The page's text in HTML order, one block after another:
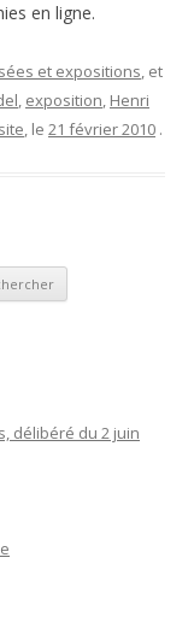
en ligne.
et expositions, et
, exposition, Henri
, le 21 février 2010 .
délibéré du 2 juin